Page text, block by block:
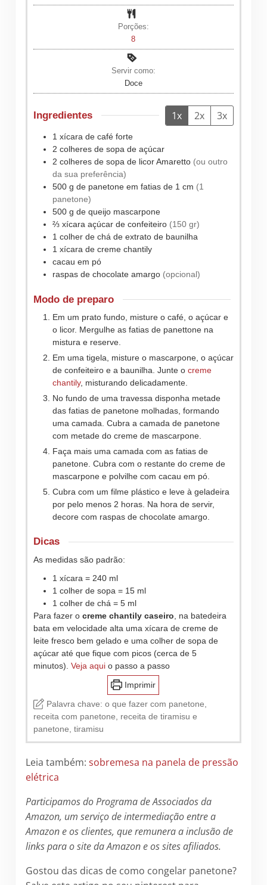
Porções:
8
Servir como:
Doce
Ingredientes 1x 2x 3x
1 xícara de café forte
2 colheres de sopa de açúcar
2 colheres de sopa de licor Amaretto (ou outro
da sua preferência)
500 g de panetone em fatias de 1 cm (1
panetone)
500 g de queijo mascarpone
⅔ xícara açúcar de confeiteiro (150 gr)
1 colher de chá de extrato de baunilha
1 xícara de creme chantily
cacau em pó
raspas de chocolate amargo (opcional)
Modo de preparo
Em um prato fundo, misture o café, o açúcar e
o licor. Mergulhe as fatias de panettone na
mistura e reserve.
Em uma tigela, misture o mascarpone, o açúcar
de confeiteiro e a baunilha. Junte o creme
chantily, misturando delicadamente.
No fundo de uma travessa disponha metade
das fatias de panetone molhadas, formando
uma camada. Cubra a camada de panetone
com metade do creme de mascarpone.
Faça mais uma camada com as fatias de
panetone. Cubra com o restante do creme de
mascarpone e polvilhe com cacau em pó.
Cubra com um filme plástico e leve à geladeira
por pelo menos 2 horas. Na hora de servir,
decore com raspas de chocolate amargo.
Dicas
As medidas são padrão:
1 xícara = 240 ml
1 colher de sopa = 15 ml
1 colher de chá = 5 ml
Para fazer ocreme chantily caseiro , na batedeira
bata em velocidade alta uma xícara de creme de
leite fresco bem gelado e uma colher de sopa de
açúcar até que fique com picos (cerca de 5
minutos). Veja aquio passo a passo
Imprimir
Palavra chave:o que fazer com panetone,
receita com panetone, receita de tiramisu e
panetone, tiramisu
Leia também: sobremesa na panela de pressão
elétrica
Participamos do Programa de Associados da
Amazon, um serviço de intermediação entre a
Amazon e os clientes, que remunera a inclusão de
links para o site da Amazon e os sites afiliados.
Gostou das dicas de como congelar panetone?